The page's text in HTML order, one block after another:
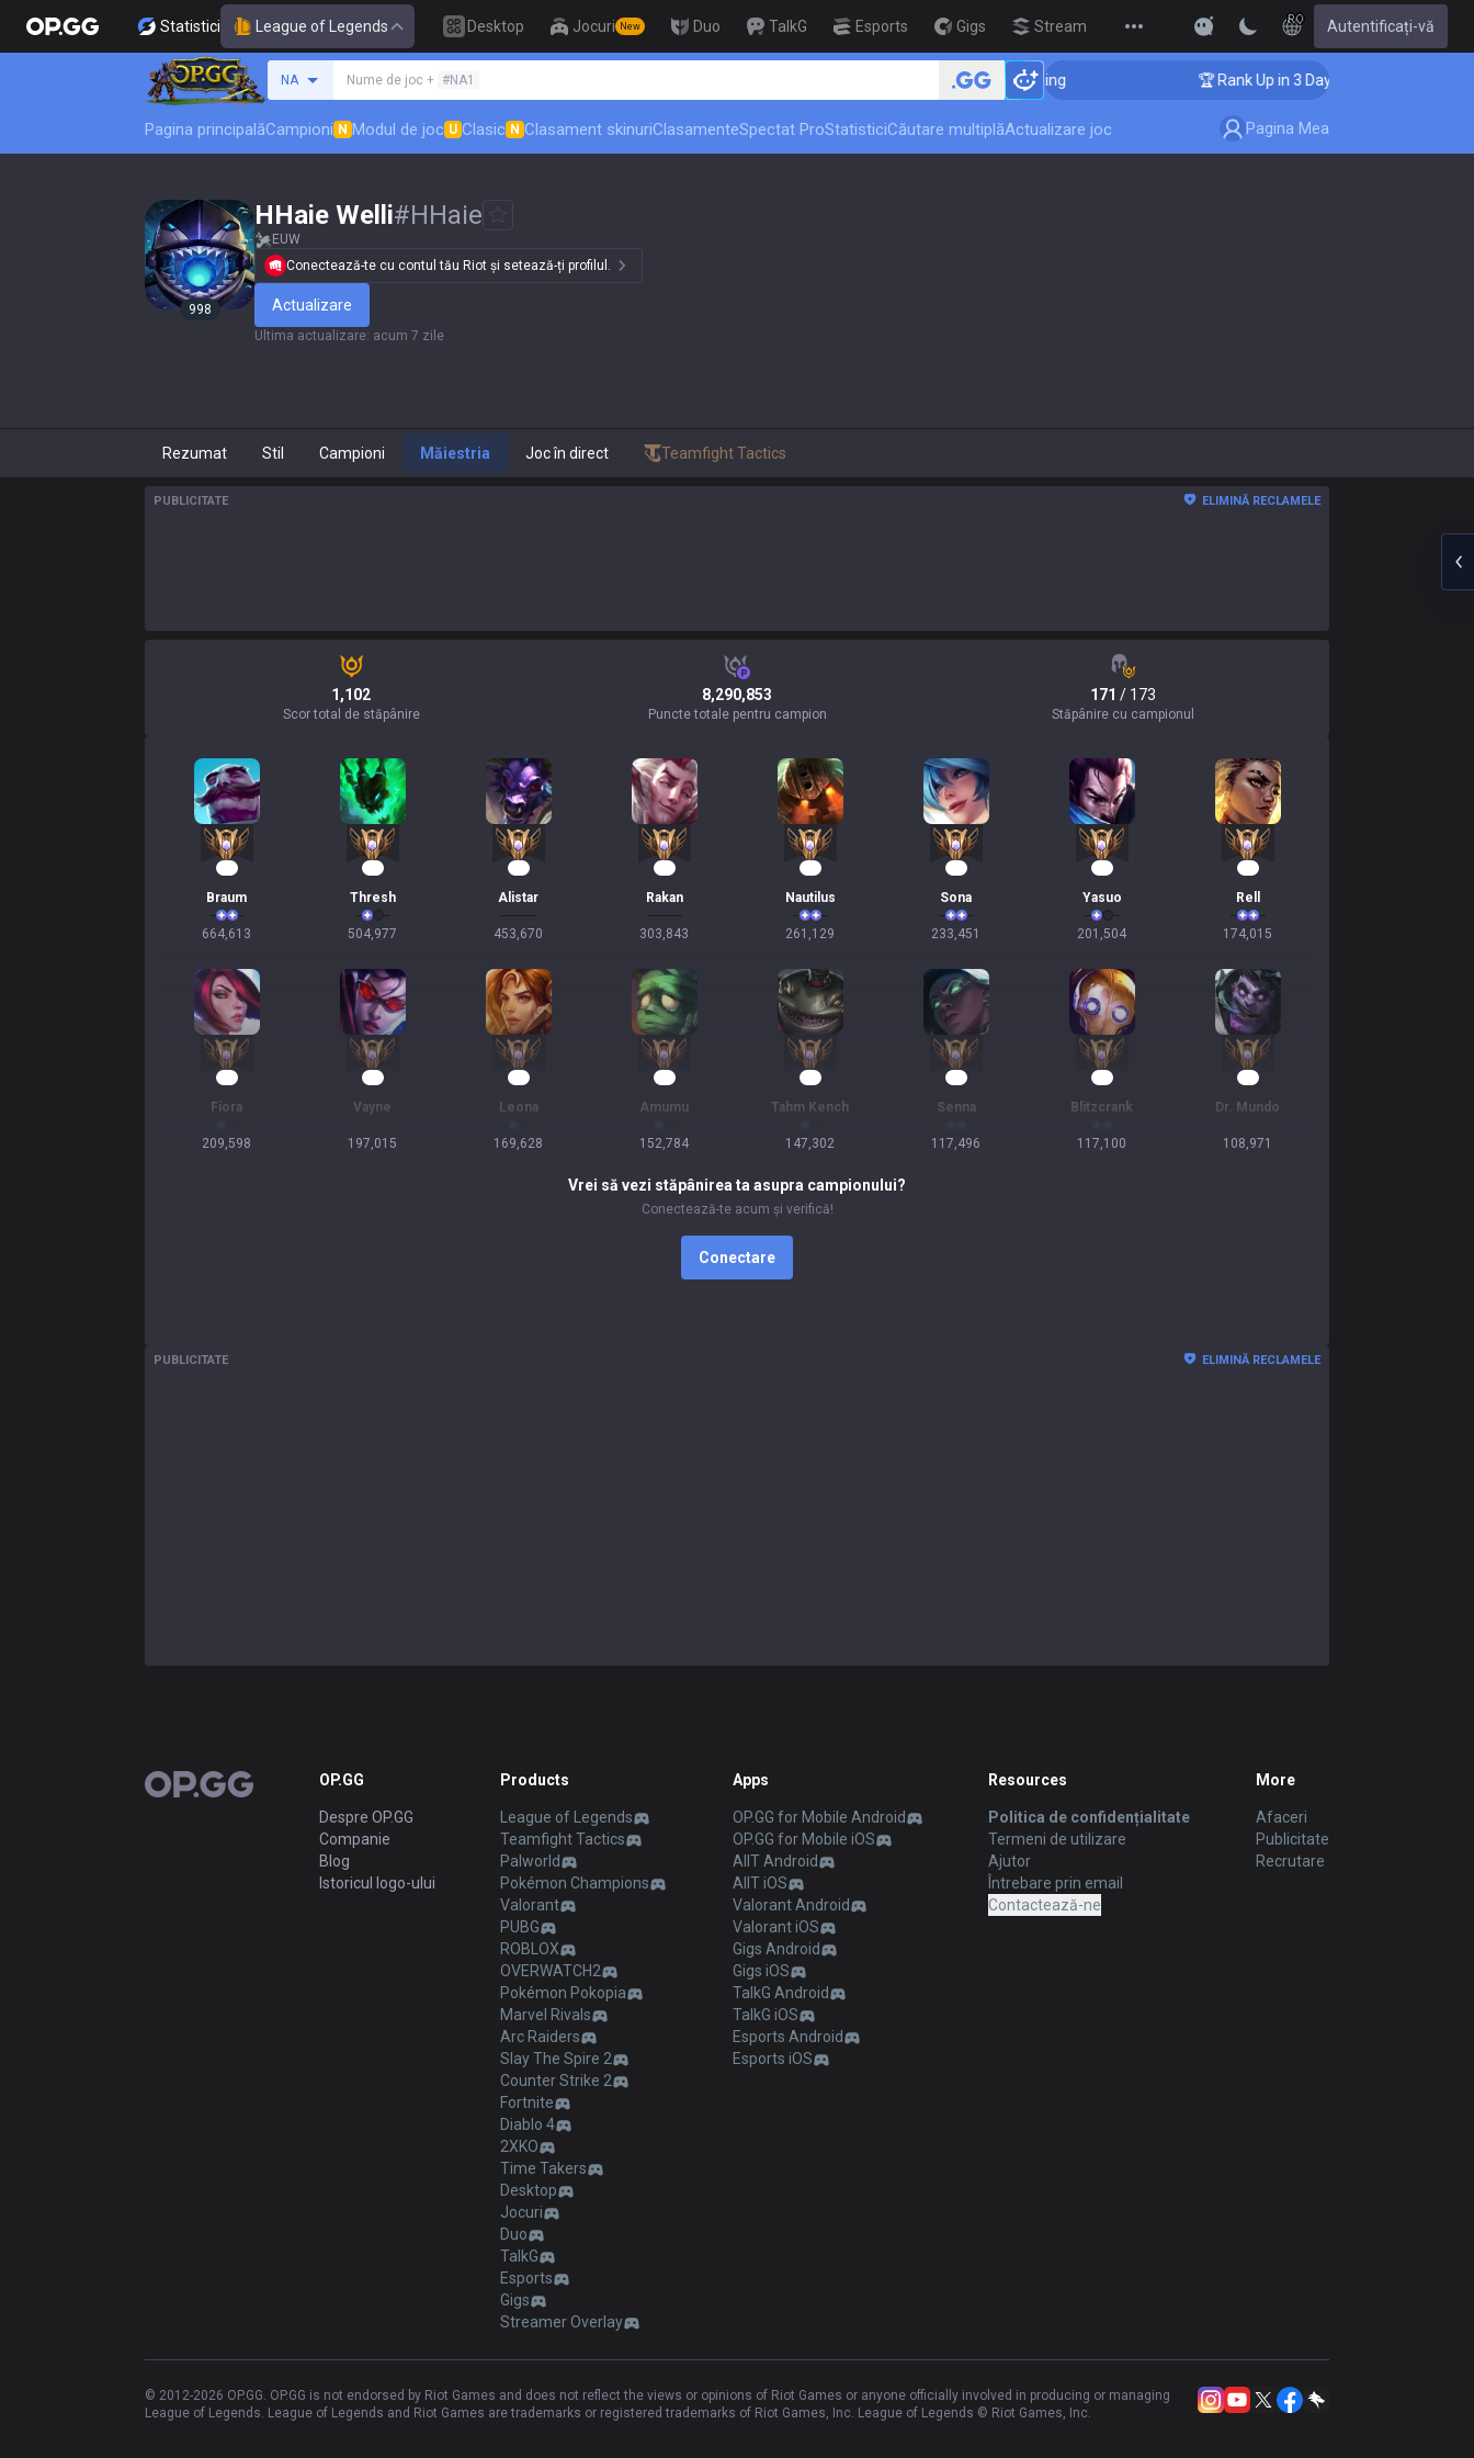
Statistici League of Legends Desktop Jocuri New Duo TalkG Esports Gigs Streamer Overlay RO Autentificați-vă
NA
Caută un invocator
Nume de joc + #NA1 🏆 Rank Up in 3 Days! Challenger Coaching 🏆 Rank Up in 3 Days! Challenger Coaching
Pagina principalăCampioni N Modul de joc U Clasic N Clasament skinuriClasamenteSpectat ProStatisticiCăutare multiplăActualizare joc Pagina Mea
998
HHaie Welli#HHaie
EUW
Conectează-te cu contul tău Riot și setează-ți profilul.
Actualizare
Ultima actualizare: acum 7 zile
Rezumat Stil Campioni Măiestria Joc în direct Teamfight Tactics
PUBLICITATE ELIMINĂ RECLAMELE
1,102
Scor total de stăpânire
8,290,853
Puncte totale pentru campion
171 / 173
Stăpânire cu campionul
63
Braum
664,613
47
Thresh
504,977
43
Alistar
453,670
30
Rakan
303,843
26
Nautilus
261,129
24
Sona
233,451
18
Yasuo
201,504
18
Rell
174,015
Fiora
209,598
Vayne
197,015
Leona
169,628
Amumu
152,784
Tahm Kench
147,302
Senna
117,496
Blitzcrank
117,100
Dr. Mundo
108,971
Vrei să vezi stăpânirea ta asupra campionului?
Conectează-te acum și verifică!
Conectare
PUBLICITATE ELIMINĂ RECLAMELE
OP.GG OP.GG
Despre OP.GG
Companie
Blog
Istoricul logo-ului
Products
League of Legends
Teamfight Tactics
Palworld
Pokémon Champions
Valorant
PUBG
ROBLOX
OVERWATCH2
Pokémon Pokopia
Marvel Rivals
Arc Raiders
Slay The Spire 2
Counter Strike 2
Fortnite
Diablo 4
2XKO
Time Takers
Desktop
Jocuri
Duo
TalkG
Esports
Gigs
Streamer Overlay
Apps
OP.GG for Mobile Android
OP.GG for Mobile iOS
AllT Android
AllT iOS
Valorant Android
Valorant iOS
Gigs Android
Gigs iOS
TalkG Android
TalkG iOS
Esports Android
Esports iOS
Resources
Politica de confidențialitate
Termeni de utilizare
Ajutor
Întrebare prin email
Contactează-ne
More
Afaceri
Publicitate
Recrutare
© 2012-2026 OP.GG. OP.GG is not endorsed by Riot Games and does not reflect the views or opinions of Riot Games or anyone officially involved in producing or managing
League of Legends. League of Legends and Riot Games are trademarks or registered trademarks of Riot Games, Inc. League of Legends © Riot Games, Inc.